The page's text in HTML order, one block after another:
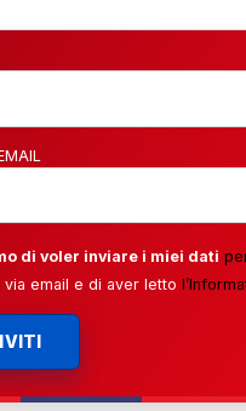
di voler inviare i miei dati
email e di aver letto l’